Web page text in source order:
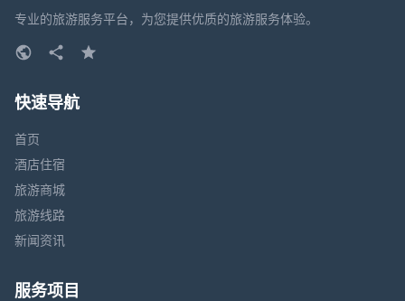
专业的旅游服务平台，为您提供优质的旅游服务体验。
快速导航
首页
酒店住宿
旅游商城
旅游线路
新闻资讯
服务项目